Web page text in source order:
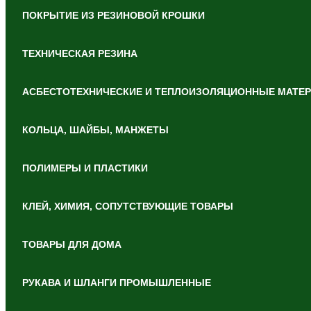
ПОКРЫТИЕ ИЗ РЕЗИНОВОЙ КРОШКИ
ТЕХНИЧЕСКАЯ РЕЗИНА
АСБЕСТОТЕХНИЧЕСКИЕ И ТЕПЛОИЗОЛЯЦИОННЫЕ
КОЛЬЦА, ШАЙБЫ, МАНЖЕТЫ
ПОЛИМЕРЫ И ПЛАСТИКИ
КЛЕЙ, ХИМИЯ, СОПУТСТВУЮЩИЕ ТОВАРЫ
ТОВАРЫ ДЛЯ ДОМА
РУКАВА И ШЛАНГИ ПРОМЫШЛЕННЫЕ